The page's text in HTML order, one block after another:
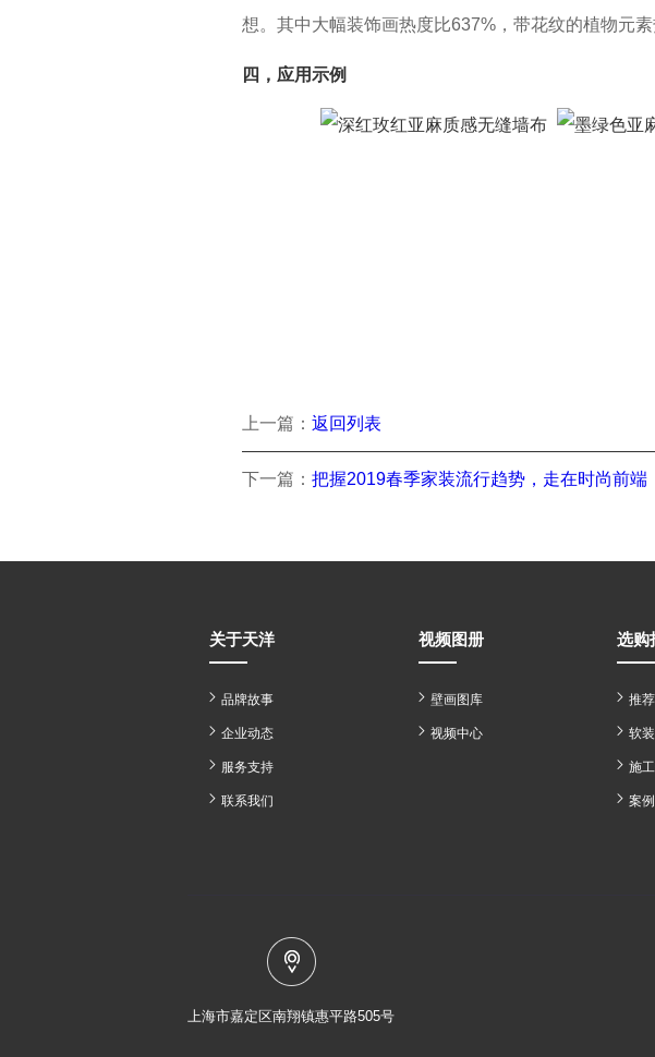
想。其中大幅装饰画热度比637%，带花纹的植物元
四，应用示例
上一篇： 返回列表
下一篇： 把握2019春季家装流行趋势，走在时尚前端
关于天洋
品牌故事
企业动态
服务支持
联系我们
视频图册
壁画图库
视频中心
选购
推
软
施
案
上海市嘉定区南翔镇惠平路505号